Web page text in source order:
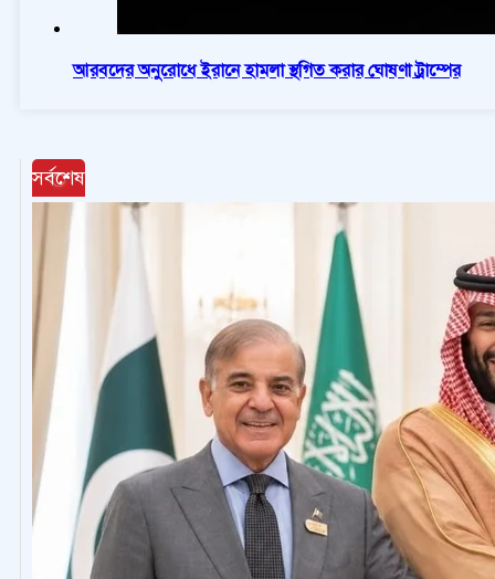
আরবদের অনুরোধে ইরানে হামলা স্থগিত করার ঘোষণা ট্রাম্পের
সর্বশেষ